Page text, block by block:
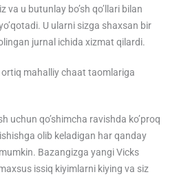
va u butunlay bo’sh qo’llari bilan
U ularni sizga shaxsan bir
jurnal ichida xizmat qilardi.
uchun qo’shimcha ravishda ko’proq
olib keladigan har qanday
Bazangizga yangi Vicks
issiq kiyimlarni kiying va siz